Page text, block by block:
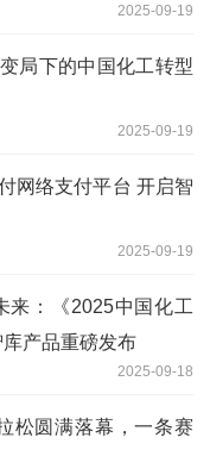
2025-09-19
局下的中国化工转型
2025-09-19
网络支付平台 开启智
2025-09-19
来：《2025中国化工
产品重磅发布
2025-09-18
松圆满落幕，一条赛